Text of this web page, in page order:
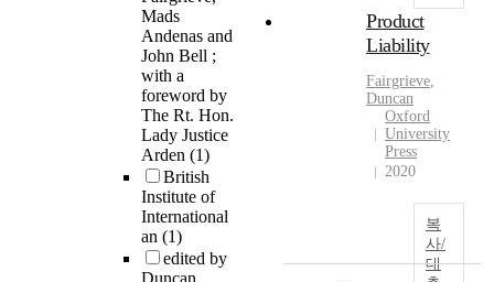
Mads
Andenas and
John Bell ;
with a
foreword by
The Rt. Hon.
Lady Justice
Arden (1)
British
Institute of
International
an (1)
edited by
Product
Liability
Fairgrieve,
Duncan
Oxford
University
Press
2020
복
사/
대